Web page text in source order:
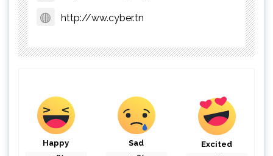
http://ww.cyber.tn
Happy Sad Excited